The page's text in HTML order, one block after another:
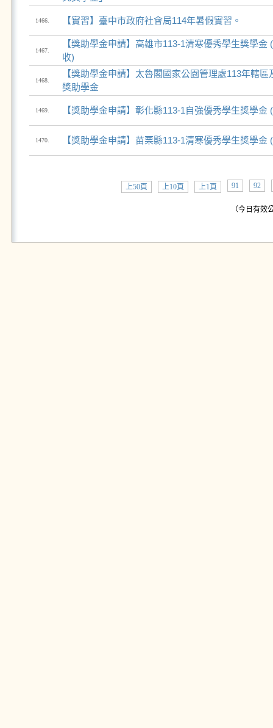
1466. 【實習】臺中市政府社會局114年暑假實習。
1467.
【獎助學金申請】高雄市113-1清寒優秀學生獎學金
收)
1468.
【獎助學金申請】太魯閣國家公園管理處113年轄
獎助學金
1469. 【獎助學金申請】彰化縣113-1自強優秀學生獎學金
1470. 【獎助學金申請】苗栗縣113-1清寒優秀學生獎學金
上50頁 上10頁 上1頁 91 92
（今日有效